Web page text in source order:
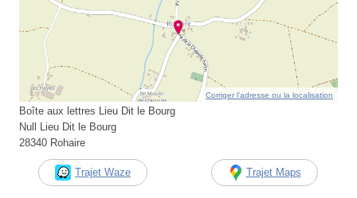
Corriger l’adresse ou la localisation
Boîte aux lettres Lieu Dit le Bourg
Null Lieu Dit le Bourg
28340 Rohaire
Trajet Waze Trajet Maps